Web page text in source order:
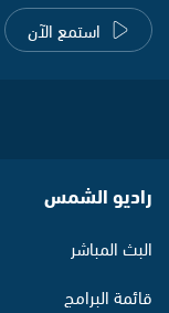
استمع الآن
راديو الشمس
البث المباشر
قائمة البرامج